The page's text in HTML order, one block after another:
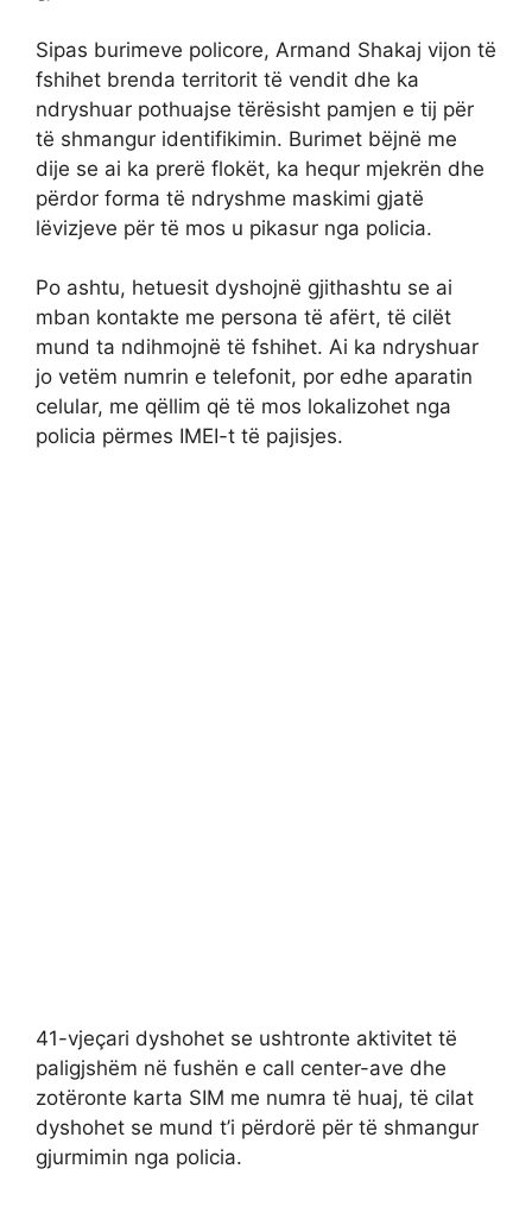
Sipas burimeve policore, Armand Shakaj vijon të
fshihet brenda territorit të vendit dhe ka
ndryshuar pothuajse tërësisht pamjen e tij për
të shmangur identifikimin. Burimet bëjnë me
dije se ai ka prerë flokët, ka hequr mjekrën dhe
përdor forma të ndryshme maskimi gjatë
lëvizjeve për të mos u pikasur nga policia.
Po ashtu, hetuesit dyshojnë gjithashtu se ai
mban kontakte me persona të afërt, të cilët
mund ta ndihmojnë të fshihet. Ai ka ndryshuar
jo vetëm numrin e telefonit, por edhe aparatin
celular, me qëllim që të mos lokalizohet nga
policia përmes IMEI-t të pajisjes.
41-vjeçari dyshohet se ushtronte aktivitet të
paligjshëm në fushën e call center-ave dhe
zotëronte karta SIM me numra të huaj, të cilat
dyshohet se mund t’i përdorë për të shmangur
gjurmimin nga policia.